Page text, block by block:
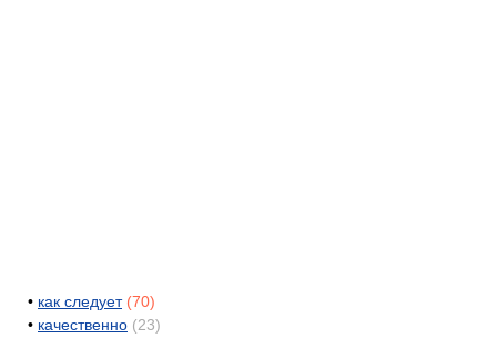
• как следует (70)
• качественно (23)